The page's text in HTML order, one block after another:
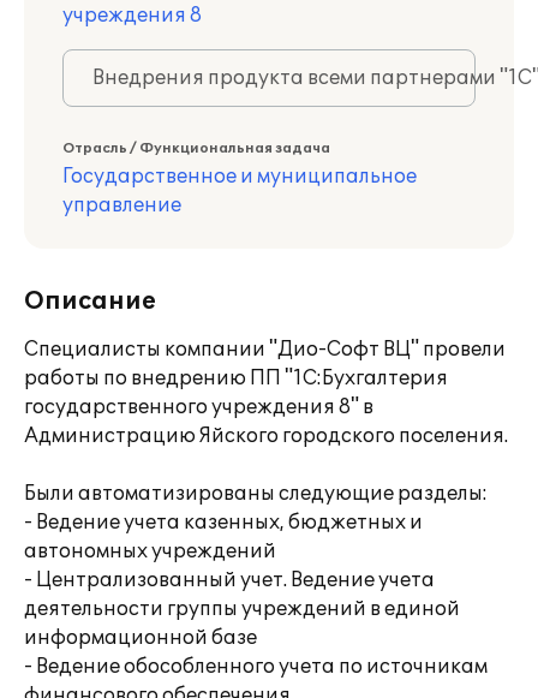
учреждения 8
Внедрения продукта всеми партнерами
Отрасль / Функциональная задача
Государственное и муниципальное
управление
Описание
Специалисты компании "Дио-Софт ВЦ" провели
работы по внедрению ПП "1С:Бухгалтерия
государственного учреждения 8" в
Администрацию Яйского городского поселения.
Были автоматизированы следующие разделы:
- Ведение учета казенных, бюджетных и
автономных учреждений
- Централизованный учет. Ведение учета
деятельности группы учреждений в единой
информационной базе
- Ведение обособленного учета по источникам